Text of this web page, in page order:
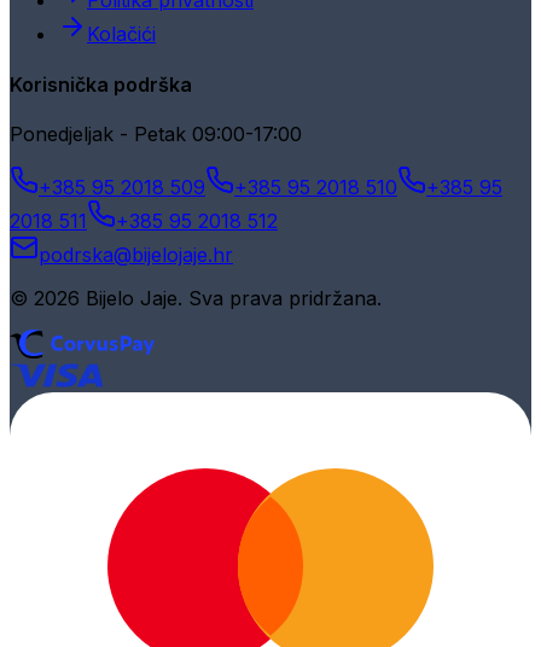
Kolačići
Korisnička podrška
Ponedjeljak - Petak 09:00-17:00
+385 95 2018 509 +385 95 2018 510
+385 95
2018 511
+385 95 2018 512
podrska@bijelojaje.hr
© 2026 Bijelo Jaje. Sva prava pridržana.